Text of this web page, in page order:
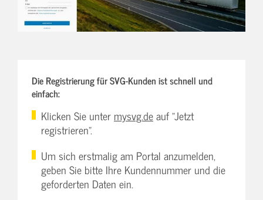
Die Registrierung für SVG-Kunden ist schnell und
einfach:
Klicken Sie unter mysvg.deauf "Jetzt
registrieren".
Um sich erstmalig am Portal anzumelden,
geben Sie bitte Ihre Kundennummer und die
geforderten Daten ein.